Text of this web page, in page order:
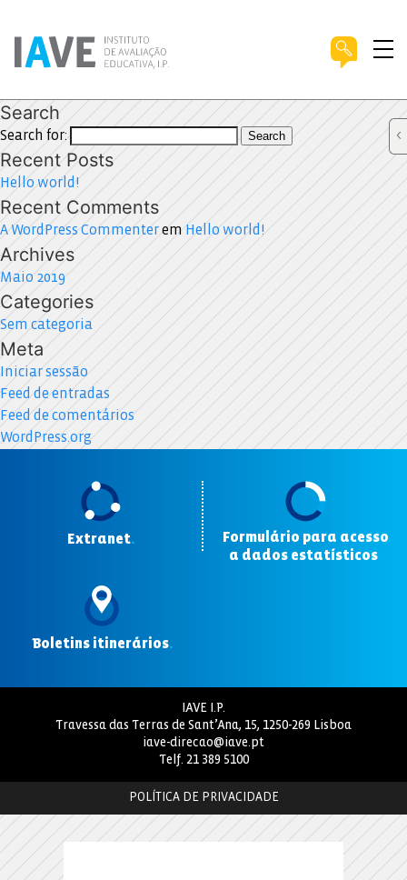
Search
Search for: Search
Recent Posts
Hello world!
Recent Comments
A WordPress Commenterem Hello world!
Archives
Maio 2019
Categories
Sem categoria
Meta
Iniciar sessão
Feed de entradas
Feed de comentários
WordPress.org
Extranet.
Formulário para acesso
a dados estatísticos
Boletins itinerários.
IAVE I.P.
Travessa das Terras de Sant’Ana, 15, 1250-269 Lisboa
iave-direcao@iave.pt
Telf. 21 389 5100
POLÍTICA DE PRIVACIDADE